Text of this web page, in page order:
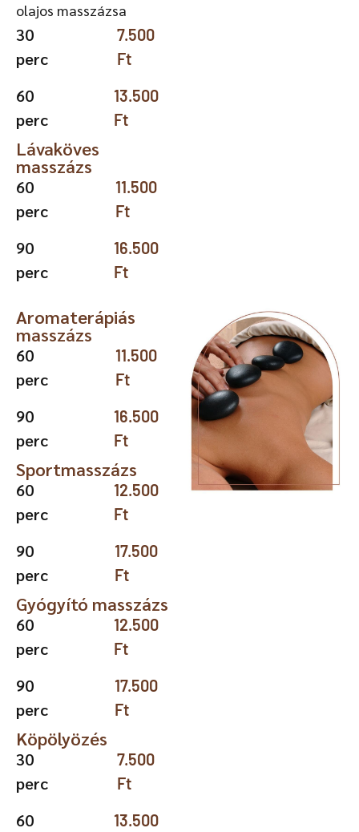
olajos masszázsa
30
perc
7.500
Ft
60
perc
13.500
Ft
Lávaköves
masszázs
60
perc
11.500
Ft
90
perc
16.500
Ft
Aromaterápiás
masszázs
60
perc
11.500
Ft
90
perc
16.500
Ft
Sportmasszázs
60
perc
12.500
Ft
90
perc
17.500
Ft
Gyógyító masszázs
60
perc
12.500
Ft
90
perc
17.500
Ft
Köpölyözés
30
perc
7.500
Ft
60
13.500